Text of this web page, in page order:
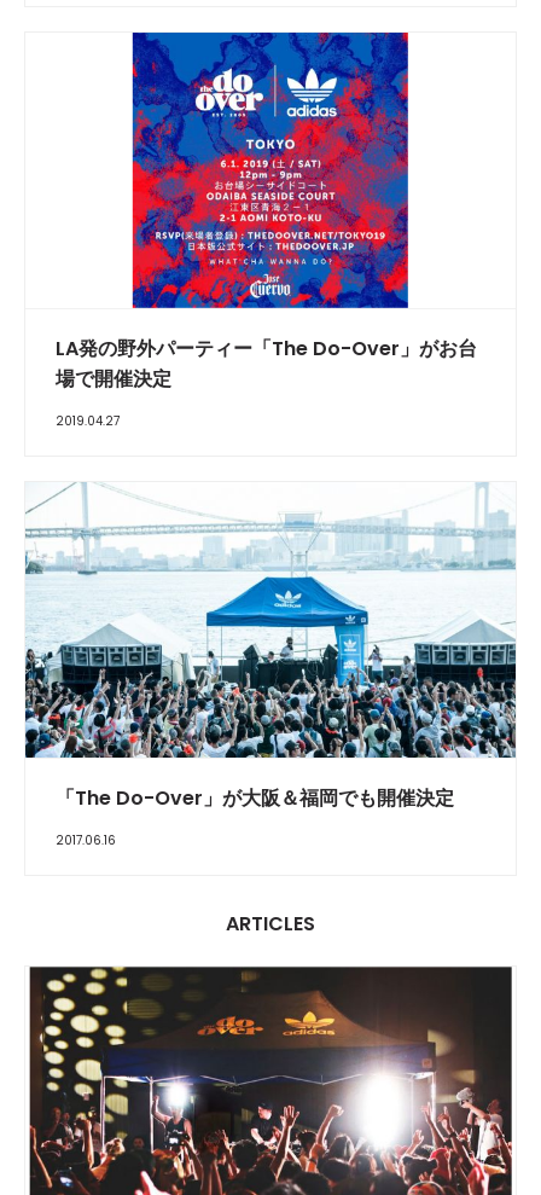
LA発の野外パーティー「The Do-Over」がお台
場で開催決定
2019.04.27
「The Do-Over」が大阪＆福岡でも開催決定
2017.06.16
ARTICLES